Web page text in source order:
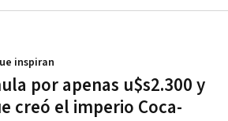
por apenas u$s2.300 y
creó el imperio Coca-
inspiran